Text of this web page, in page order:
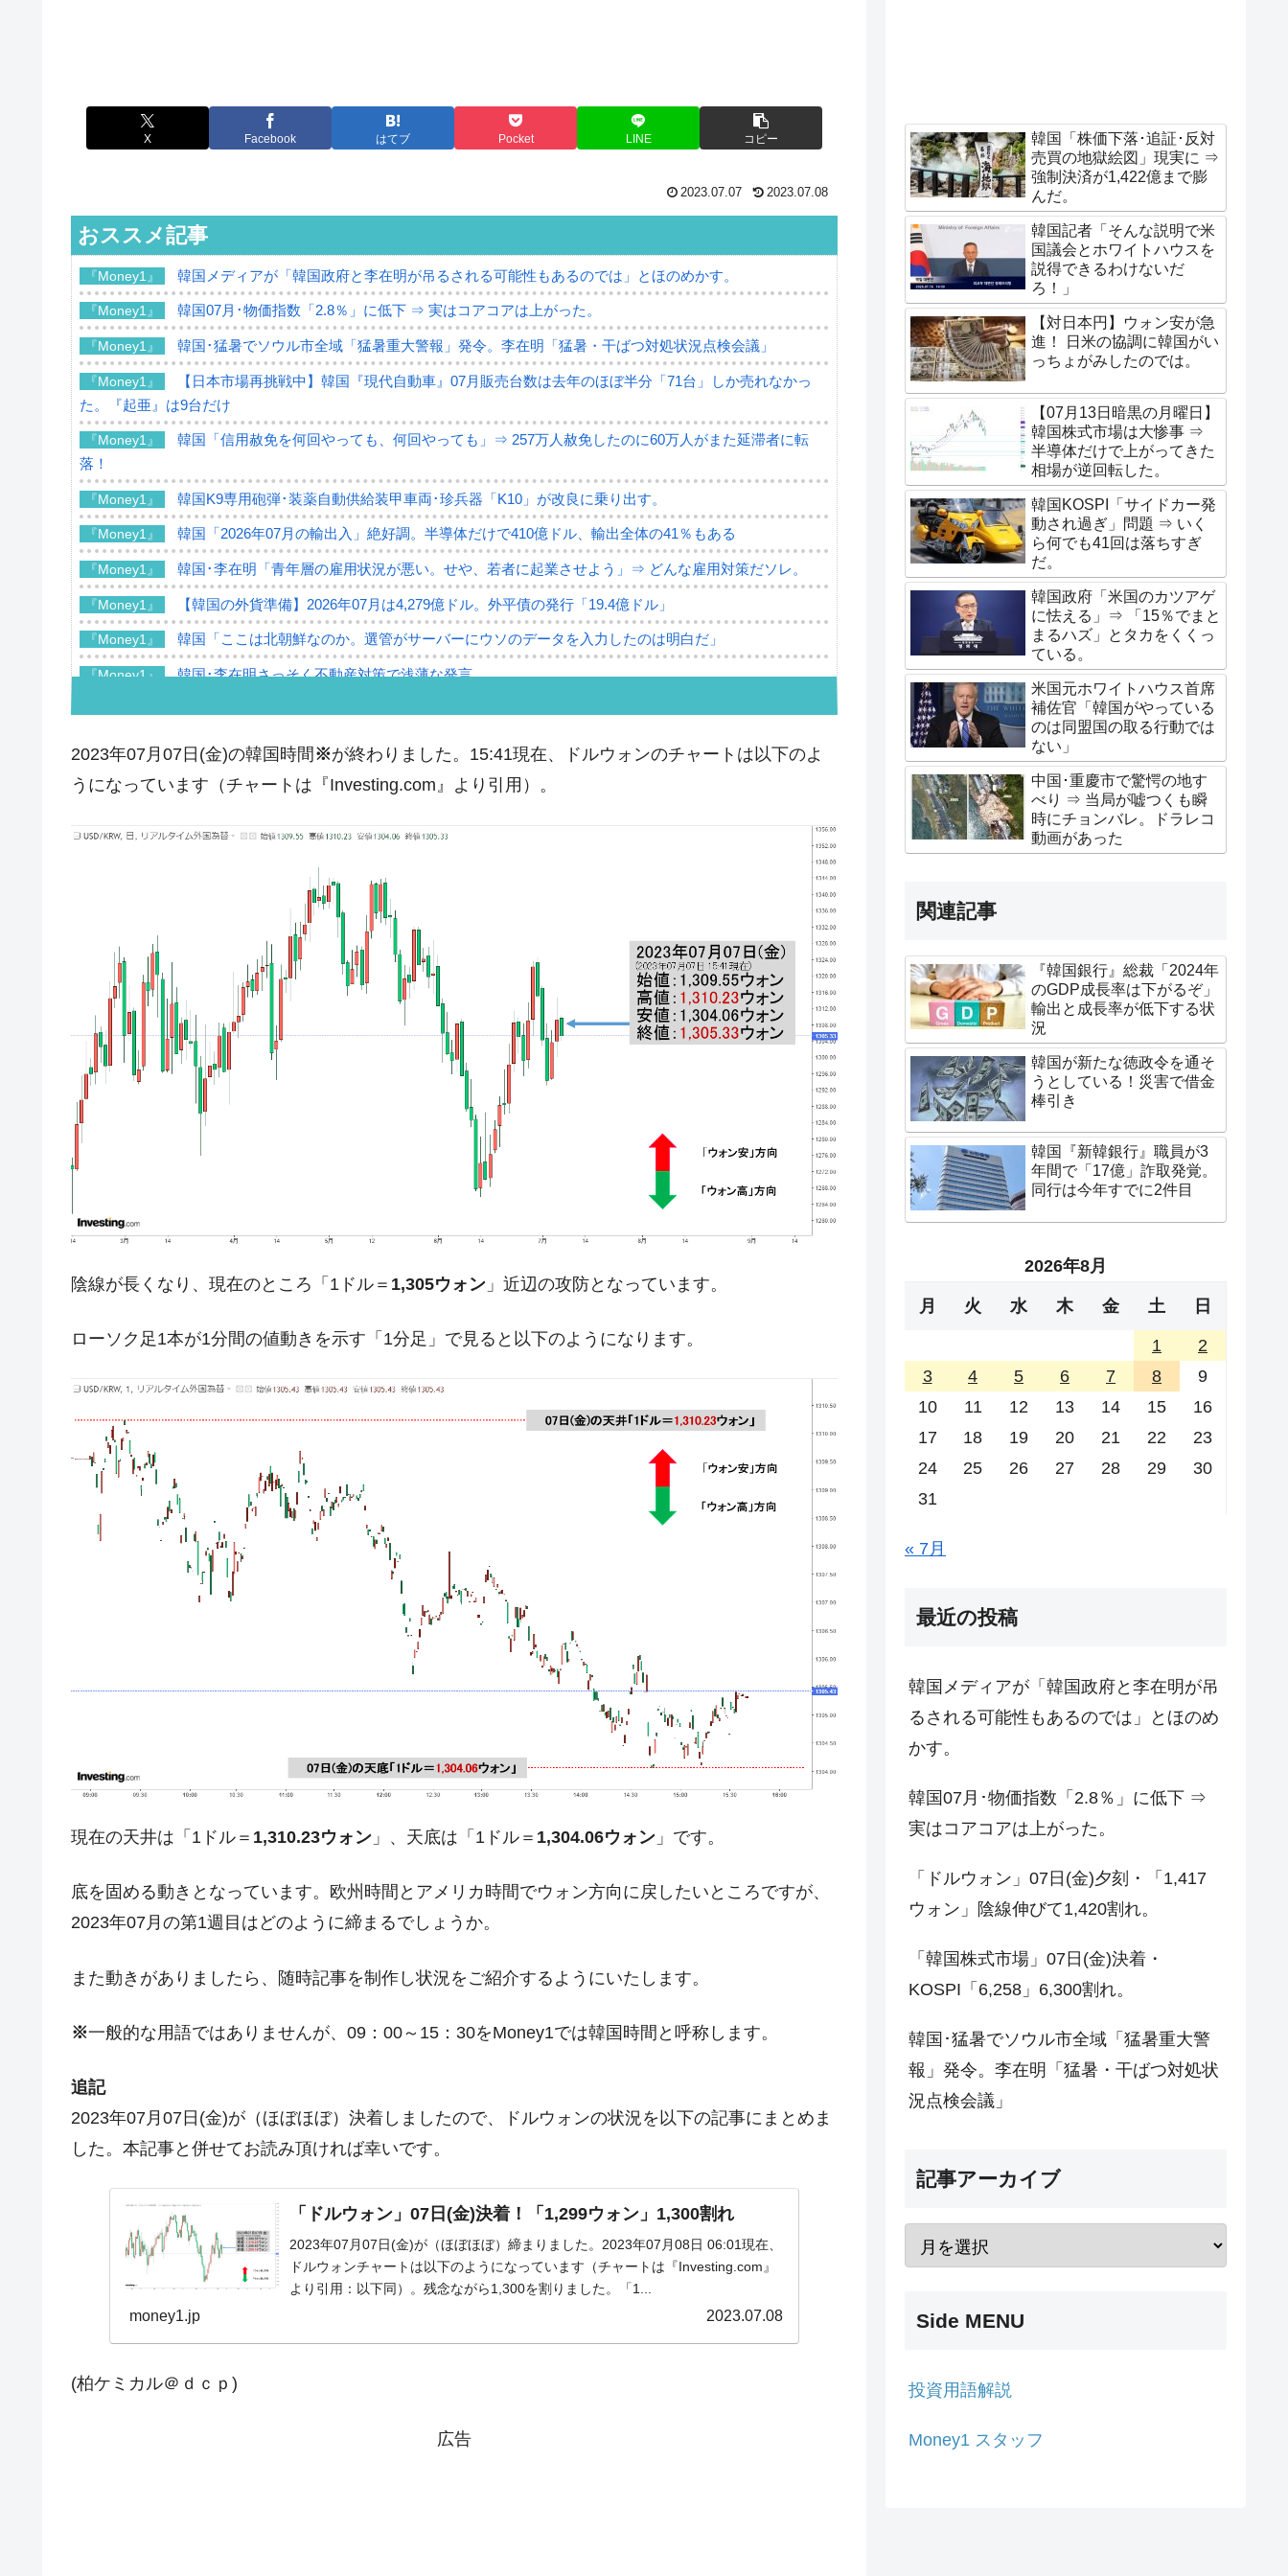
X Facebook はてブ Pocket LINE コピー
2023.07.07 2023.07.08
おススメ記事
『Money1』 韓国メディアが「韓国政府と李在明が吊るされる可能性もあるのでは」とほのめかす。
『Money1』 韓国07月･物価指数「2.8％」に低下 ⇒ 実はコアコアは上がった。
『Money1』 韓国･猛暑でソウル市全域「猛暑重大警報」発令。李在明「猛暑・干ばつ対処状況点検会議」
『Money1』
【日本市場再挑戦中】韓国『現代自動車』07月販売台数は去年のほぼ半分「71台」しか売れなかっ
た。『起亜』は9台だけ
『Money1』
韓国「信用赦免を何回やっても、何回やっても」⇒ 257万人赦免したのに60万人がまた延滞者に転
落！
『Money1』 韓国K9専用砲弾･装薬自動供給装甲車両･珍兵器「K10」が改良に乗り出す。
『Money1』 韓国「2026年07月の輸出入」絶好調。半導体だけで410億ドル、輸出全体の41％もある
『Money1』 韓国･李在明「青年層の雇用状況が悪い。せや、若者に起業させよう」⇒ どんな雇用対策だソレ。
『Money1』 【韓国の外貨準備】2026年07月は4,279億ドル。外平債の発行「19.4億ドル」
『Money1』 韓国「ここは北朝鮮なのか。選管がサーバーにウソのデータを入力したのは明白だ」
『Money1』 韓国･李在明さっそく不動産対策で浅薄な発言。
『Money1』 『韓国銀行』が「金の保有量を増やします」⇒「金を経由するドル入手」手段ではないのか？
『Money1』 韓国･外為取引量「1日当たり1,214.4億ドル」まで拡大 ⇒ 海外資金の動きに強く左右される状態
韓国大統領府ボンクラ政策室長が告発された ⇒ 国家が行った恐るべき株価操作であり、空前の国政
韓国･警察職員が「丸刈りになって抗議活動」
『Money1』 中国だけが鉄鋼輸出を異常増加させる ⇒ 中国の過剰生産が世界を蝕む。
『Money1』 韓国製造業「半導体絶好調」のウラで他業種は全般的「不調」⇒ PSIが示す現況は決して良くない。
『Money1』 【米韓激突案件】韓国消費者院が『クーパン』1人当たり賠償10万ウォンを認定 ⇒ 総額3兆7,000億
『Money1』 韓国で猛暑。南東部では干ばつ
『Money1』 韓国型イージス搭載の次世代駆逐艦「KDDX」1番艦、2032年竣工と公示
【対日本円】ウォン安が急進！ 日米の協調に韓国がいっちょがみしたのでは。
韓国政府『BYD』車への補助金を全廃 ⇒ 実は韓国で『BYD』車は売れている。6カ月で対前年同期比
在韓米国大使スティールが着韓！⇒ さっそく空港に詰めかけ「出て行け！」「極右勢力」のプラカー
ドを掲げる「在韓反米勢力」
『Money1』 韓国政府「2035年までに18.4GW規模のAIデータセンター整備」⇒ だから無理だってば。
『Money1』 韓国『国民年金公団』株価暴落で200兆蒸発。
『Money1』
『Money1』 韓国鉄鋼最大手『POSCO』ズブズブ沈む。営業利益80.2％も減少
『Money1』
米国下院「韓国の公務員個人をターゲットにぶん殴る法案」提出！⇒ クーパン問題は合衆国企業に対
する差別。許してはおかぬ
『Money1』 韓国ボンクラ政策室長･金容範、株価暴落に他人事のような発言。
韓国半導体『SKハイニックス』2026年2Qの業績「史上最高益」当期純利益は前年同期比13.4倍に。
韓国･加徳島新国際空港「またも暗礁」の危機 ⇒ 10.7兆では損が出るからできない。
【速報】韓国株式市場の暴落・本日07月29日(水)もサイドカー・サーキットブレイカーの二段コンボ
Fact1 今話題の「楽天ライオンズ」とは？
Fact1 全て勝つといくら？ 競馬GI競走で勝利騎手がもらえる賞金とは？
Fact1 平成仮面ライダーの意外すぎるモチーフとは？
Fact1 発表から2日で大崩壊、鳴かず飛ばずに終わりそうなスーパーリーグとは？
Fact1 甲子園通算本塁打、最多の清原に次いで多く打っている意外な選手とは？
Fact1 セレクトセールの高額取引馬が稼いだ金額とは？
2023年07月07日(金)の韓国時間 ※が終わりました。15:41現在、ドルウォンのチャートは以下のよ
うになっています（チャートは『Investing.com』より引用）。
陰線が長くなり、現在のところ「1ドル＝ 1,305ウォン 」近辺の攻防となっています。
ローソク足1本が1分間の値動きを示す「1分足」で見ると以下のようになります。
現在の天井は「1ドル＝ 1,310.23ウォン 」、天底は「1ドル＝ 1,304.06ウォン 」です。
底を固める動きとなっています。欧州時間とアメリカ時間でウォン方向に戻したいところですが、
2023年07月の第1週目はどのように締まるでしょうか。
また動きがありましたら、随時記事を制作し状況をご紹介するようにいたします。
※一般的な用語ではありませんが、09：00～15：30をMoney1では韓国時間と呼称します。
追記
2023年07月07日(金)が（ほぼほぼ）決着しましたので、ドルウォンの状況を以下の記事にまとめま
した。本記事と併せてお読み頂ければ幸いです。
「ドルウォン」07日(金)決着！「1,299ウォン」1,300割れ
2023年07月07日(金)が（ほぼほぼ）締まりました。2023年07月08日 06:01現在、
ドルウォンチャートは以下のようになっています（チャートは『Investing.com』
より引用：以下同）。残念ながら1,300を割りました。「1...
money1.jp 2023.07.08
(柏ケミカル＠ｄｃｐ)
広告
韓国「株価下落･追証･反対
売買の地獄絵図」現実に ⇒
強制決済が1,422億まで膨
んだ。
韓国記者「そんな説明で米
国議会とホワイトハウスを
説得できるわけないだ
ろ！」
【対日本円】ウォン安が急
進！ 日米の協調に韓国がい
っちょがみしたのでは。
【07月13日暗黒の月曜日】
韓国株式市場は大惨事 ⇒
半導体だけで上がってきた
相場が逆回転した。
韓国KOSPI「サイドカー発
動され過ぎ」問題 ⇒ いく
ら何でも41回は落ちすぎ
だ。
韓国政府「米国のカツアゲ
に怯える」⇒ 「15％でまと
まるハズ」とタカをくくっ
ている。
米国元ホワイトハウス首席
補佐官「韓国がやっている
のは同盟国の取る行動では
ない」
中国･重慶市で驚愕の地す
べり ⇒ 当局が嘘つくも瞬
時にチョンバレ。ドラレコ
動画があった
関連記事
『韓国銀行』総裁「2024年
のGDP成長率は下がるぞ」
輸出と成長率が低下する状
況
韓国が新たな徳政令を通そ
うとしている！災害で借金
棒引き
韓国『新韓銀行』職員が3
年間で「17億」詐取発覚。
同行は今年すでに2件目
2026年8月
月 火 水 木 金 土 日
1
2
3
4 5 6 7 8
9
10
11 12 13 14 15
16
17
18 19 20 21 22
23
24
25 26 27 28 29
30
31
« 7月
最近の投稿
韓国メディアが「韓国政府と李在明が吊
るされる可能性もあるのでは」とほのめ
かす。
韓国07月･物価指数「2.8％」に低下 ⇒
実はコアコアは上がった。
「ドルウォン」07日(金)夕刻・「1,417
ウォン」陰線伸びて1,420割れ。
「韓国株式市場」07日(金)決着・
KOSPI「6,258」6,300割れ。
韓国･猛暑でソウル市全域「猛暑重大警
報」発令。李在明「猛暑・干ばつ対処状
況点検会議」
記事アーカイブ
Side MENU
投資用語解説
Money1 スタッフ